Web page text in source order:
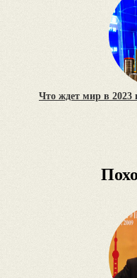
Что ждет мир в 2023